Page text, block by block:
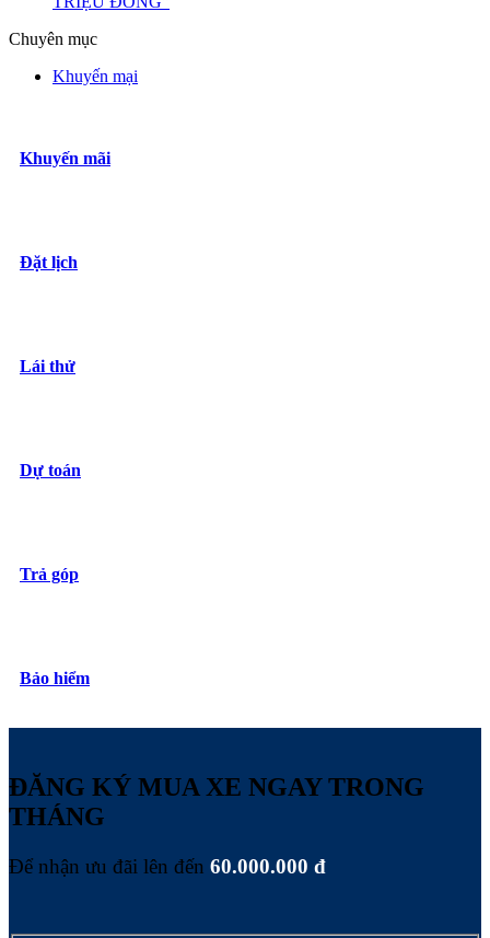
Chuyên mục
Khuyến mại
Khuyến mãi
Đặt lịch
Lái thử
Dự toán
Trả góp
Bảo hiểm
ĐĂNG KÝ MUA XE NGAY TRONG
THÁNG
Để nhận ưu đãi lên đến 60.000.000 đ